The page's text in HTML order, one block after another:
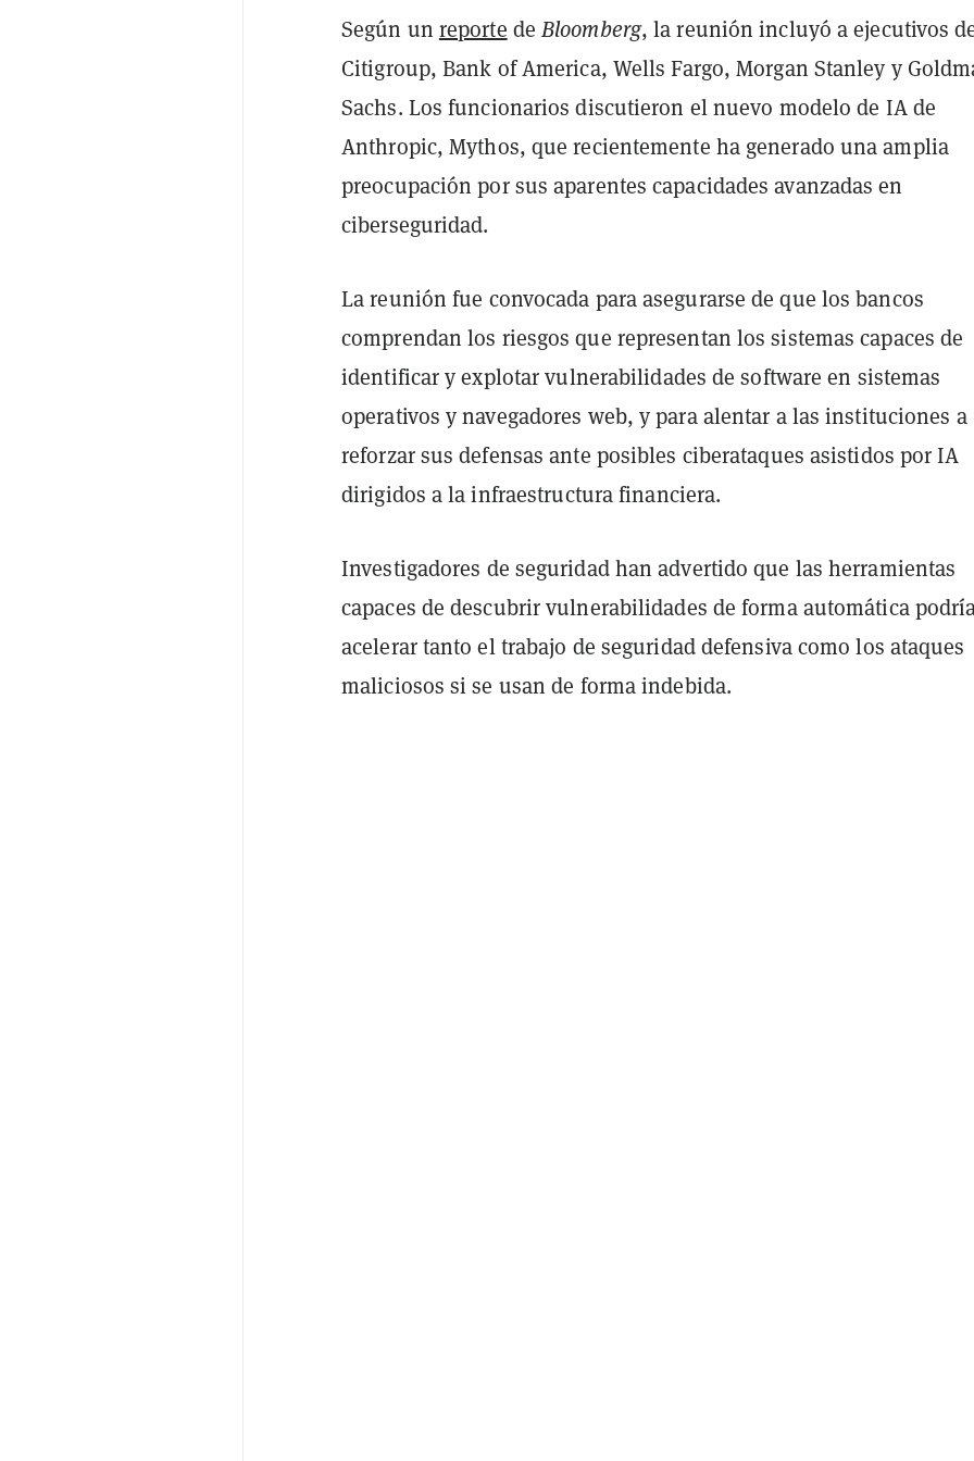
Según un reporte deBloomberg, la reunión incluyó a ejecutivos
Citigroup, Bank of America, Wells Fargo, Morgan Stanley y
Sachs. Los funcionarios discutieron el nuevo modelo de IA de
Anthropic, Mythos, que recientemente ha generado una amplia
preocupación por sus aparentes capacidades avanzadas en
ciberseguridad.
La reunión fue convocada para asegurarse de que los bancos
comprendan los riesgos que representan los sistemas capaces de
identificar y explotar vulnerabilidades de software en sistemas
operativos y navegadores web, y para alentar a las instituciones a
reforzar sus defensas ante posibles ciberataques asistidos por IA
dirigidos a la infraestructura financiera.
Investigadores de seguridad han advertido que las herramientas
capaces de descubrir vulnerabilidades de forma automática
acelerar tanto el trabajo de seguridad defensiva como los ataques
maliciosos si se usan de forma indebida.